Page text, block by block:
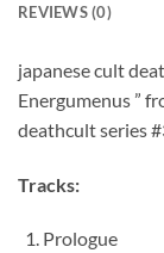
REVIEWS (0)
japanese cult
Energumenus ”
deathcult series
Tracks:
Prologue